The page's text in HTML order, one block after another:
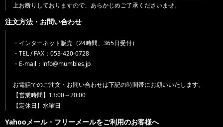
上お断りしておりますので、あらかじめご了承くださいませ。
注文方法・お問い合わせ
・インターネット販売（24時間、365日受付）
・TEL / FAX：053-420-0728
・E-mail：info@mumbles.jp
お電話でのご注文・お問い合わせは下記の時間帯にお願いいたします。
【営業時間】13:00～20:00
【定休日】水曜日
Yahooメール・フリーメールをご利用のお客様へ